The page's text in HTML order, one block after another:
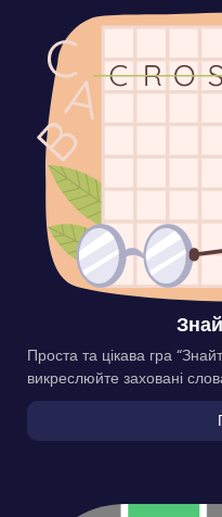
Проста та цікава гра
викреслюйте заховані